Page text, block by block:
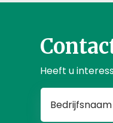
Heeft u